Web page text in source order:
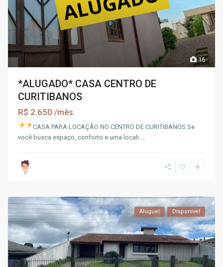
16
*ALUGADO* CASA CENTRO DE
CURITIBANOS
R$ 2.650 /mês
CASA PARA LOCAÇÃO NO CENTRO DE CURITIBANOS Se
você busca espaço, conforto e uma locali
Aluguel Disponível